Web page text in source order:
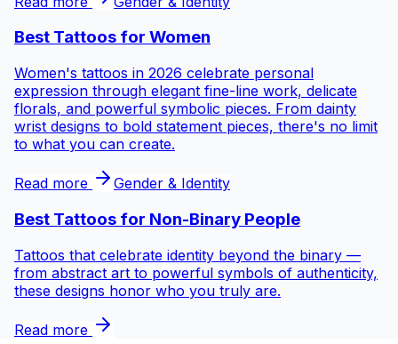
Best Tattoos for Women
Women's tattoos in 2026 celebrate personal
expression through elegant fine-line work, delicate
florals, and powerful symbolic pieces. From dainty
wrist designs to bold statement pieces, there's no limit
to what you can create.
Read more Gender & Identity
Best Tattoos for Non-Binary People
Tattoos that celebrate identity beyond the binary —
from abstract art to powerful symbols of authenticity,
these designs honor who you truly are.
Read more